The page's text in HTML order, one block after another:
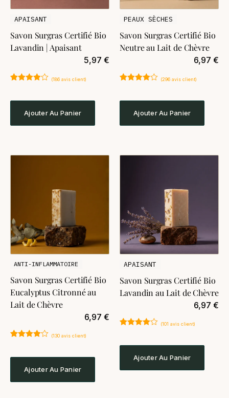
APAISANT
Savon Surgras Certifié Bio
Lavandin | Apaisant
5,97 €
basé sur
client
(186avis client)
Ajouter Au Panier
PEAUX SÈCHES
Savon Surgras Certifié Bio
Neutre au Lait de Chèvre
6,97 €
basé sur
client
(296avis client)
Ajouter Au Panier
ANTI-INFLAMMATOIRE
Savon Surgras Certifié Bio
Eucalyptus Citronné au
Lait de Chèvre
6,97 €
basé sur
notations
client
(130avis client)
Ajouter Au Panier
APAISANT
Savon Surgras Certifié Bio
Lavandin au Lait de Chèvre
6,97 €
basé sur
notations
client
(101 avis client)
Ajouter Au Panier